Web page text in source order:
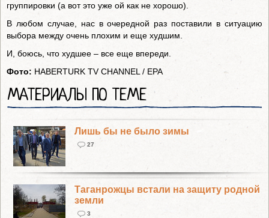
группировки (а вот это уже ой как не хорошо).
В любом случае, нас в очередной раз поставили в ситуацию
выбора между очень плохим и еще худшим.
И, боюсь, что худшее – все еще впереди.
Фото: HABERTURK TV CHANNEL / EPA
МАТЕРИАЛЫ ПО ТЕМЕ
Лишь бы не было зимы
27
Таганрожцы встали на защиту родной
земли
3